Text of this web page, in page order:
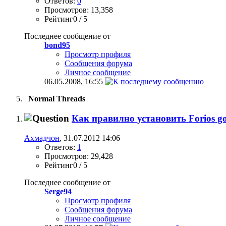
Просмотров: 13,358
Рейтинг0 / 5
Последнее сообщение от
bond95
Просмотр профиля
Сообщения форума
Личное сообщение
06.05.2008, 16:55
Normal Threads
Как правилно установить Forios
Ахмадчон, 31.07.2012 14:06
Ответов: 1
Просмотров: 29,428
Рейтинг0 / 5
Последнее сообщение от
Serge94
Просмотр профиля
Сообщения форума
Личное сообщение